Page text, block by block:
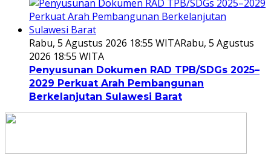
Rabu, 5 Agustus 2026 18:55 WITARabu, 5 Agustus
2026 18:55 WITA
Penyusunan Dokumen RAD TPB/SDGs 2025–
2029 Perkuat Arah Pembangunan
Berkelanjutan Sulawesi Barat